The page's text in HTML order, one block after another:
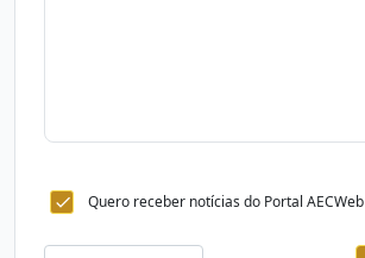
Quero receber notícias do Portal AECWeb